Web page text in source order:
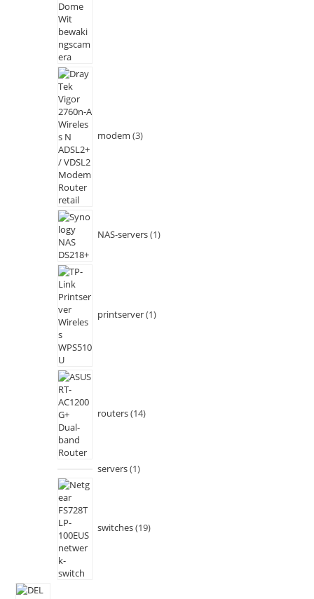
modem 3
NAS-servers 1
printserver 1
routers 14
servers 1
switches 19